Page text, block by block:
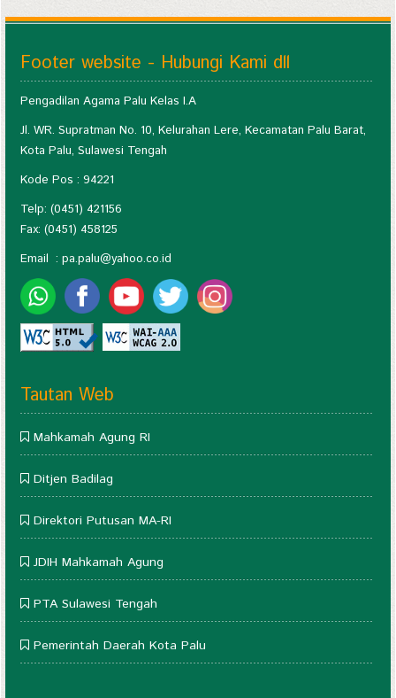
Footer website - Hubungi Kami dll
Pengadilan Agama Palu Kelas I.A
Jl. WR. Supratman No. 10, Kelurahan Lere, Kecamatan Palu Barat,
Kota Palu, Sulawesi Tengah
Kode Pos : 94221
Telp: (0451) 421156
Fax: (0451) 458125
Email : pa.palu@yahoo.co.id
Tautan Web
Mahkamah Agung RI
Ditjen Badilag
Direktori Putusan MA-RI
JDIH Mahkamah Agung
PTA Sulawesi Tengah
Pemerintah Daerah Kota Palu